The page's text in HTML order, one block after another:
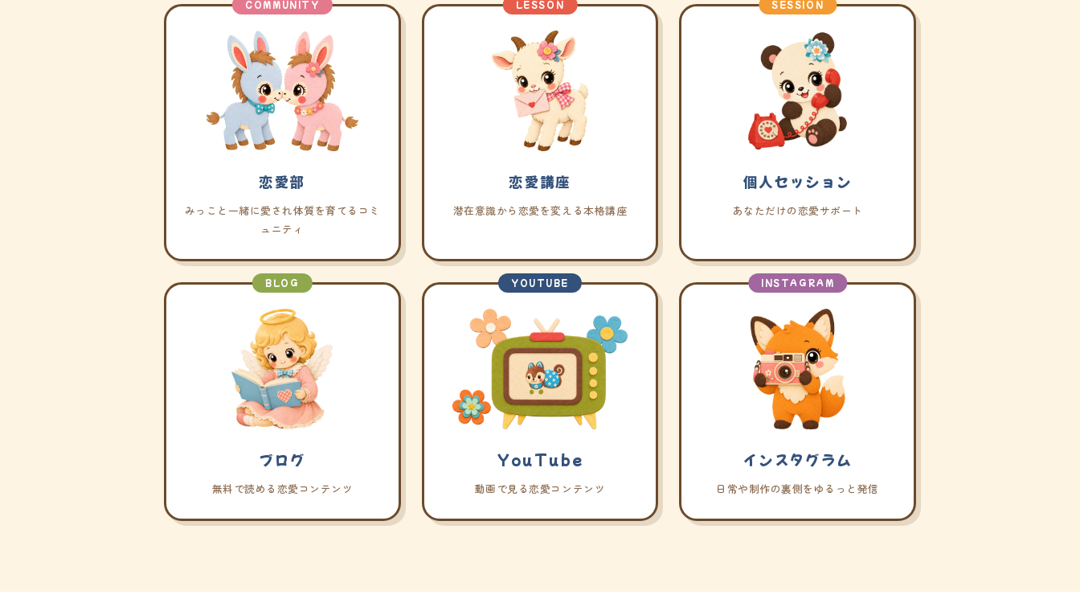
COMMUNITY
恋愛部
みっこと一緒に愛され体質を育てるコミ
ュニティ
LESSON
恋愛講座
潜在意識から恋愛を変える本格講座
SESSION
個人セッション
あなただけの恋愛サポート
BLOG
ブログ
無料で読める恋愛コンテンツ
YOUTUBE
YouTube
動画で見る恋愛コンテンツ
INSTAGRAM
インスタグラム
日常や制作の裏側をゆるっと発信